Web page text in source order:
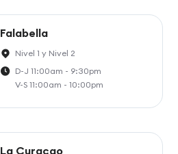
Falabella
Nivel 1 y Nivel 2
D-J 11:00am - 9:30pm
V-S 11:00am - 10:00pm
La Curacao